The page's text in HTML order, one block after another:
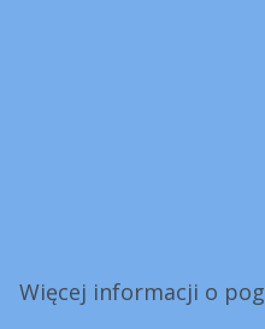
Więcej informacji o